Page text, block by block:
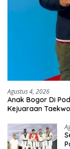
Agustus 4, 2026
Anak Bogor Di
Kejuaraan